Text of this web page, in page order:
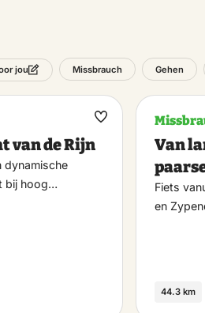
jou Missbrauch Gehen
van de Rijn
dynamische
bij hoog…
Maak
Van
Fiets
en
44.3 km